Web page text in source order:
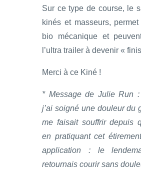
Sur ce type de course, le
kinés et masseurs,
bio mécanique et
l’ultra trailer à devenir «
Merci à ce Kiné !
* Message de Julie Run :
j’ai soigné une douleur du
me faisait souffrir depuis
en pratiquant cet
application : le
retournais courir sans